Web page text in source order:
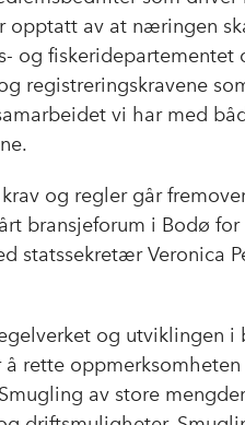
opptatt av at næringen
og
registreringskravene
vi har med
og regler går
bransjeforum i Bodø
statssekretær Veronica
og utviklingen i
rette
av store